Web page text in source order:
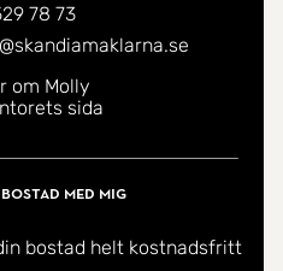
78 73
om Molly
sida
med mig
bostad helt kostnadsfritt